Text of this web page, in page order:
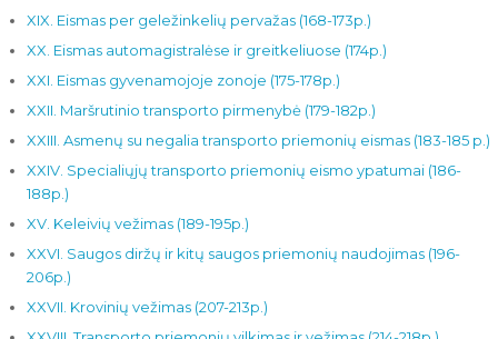
XIX. Eismas per geležinkelių pervažas (168-173p.)
XX. Eismas automagistralėse ir greitkeliuose (174p.)
XXI. Eismas gyvenamojoje zonoje (175-178p.)
XXII. Maršrutinio transporto pirmenybė (179-182p.)
XXIII. Asmenų su negalia transporto priemonių eismas (183-185 p.)
XXIV. Specialiųjų transporto priemonių eismo ypatumai (186-
188p.)
XV. Keleivių vežimas (189-195p.)
XXVI. Saugos diržų ir kitų saugos priemonių naudojimas (196-
206p.)
XXVII. Krovinių vežimas (207-213p.)